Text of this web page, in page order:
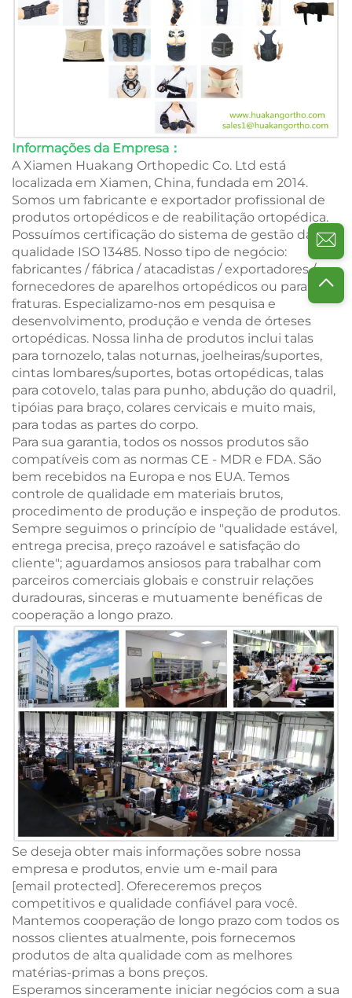
Informações da Empresa：
A Xiamen Huakang Orthopedic Co. Ltd está
localizada em Xiamen, China, fundada em 2014.
Somos um fabricante e exportador profissional de
produtos ortopédicos e de reabilitação ortopédica.
Possuímos certificação do sistema de gestão da
qualidade ISO 13485. Nosso tipo de negócio:
fabricantes / fábrica / atacadistas / exportadores /
fornecedores de aparelhos ortopédicos ou para
fraturas. Especializamo-nos em pesquisa e
desenvolvimento, produção e venda de órteses
ortopédicas. Nossa linha de produtos inclui talas
para tornozelo, talas noturnas, joelheiras/suportes,
cintas lombares/suportes, botas ortopédicas, talas
para cotovelo, talas para punho, abdução do quadril,
tipóias para braço, colares cervicais e muito mais,
para todas as partes do corpo.
Para sua garantia, todos os nossos produtos são
compatíveis com as normas CE - MDR e FDA. São
bem recebidos na Europa e nos EUA. Temos
controle de qualidade em materiais brutos,
procedimento de produção e inspeção de produtos.
Sempre seguimos o princípio de "qualidade estável,
entrega precisa, preço razoável e satisfação do
cliente"; aguardamos ansiosos para trabalhar com
parceiros comerciais globais e construir relações
duradouras, sinceras e mutuamente benéficas de
cooperação a longo prazo.
Se deseja obter mais informações sobre nossa
empresa e produtos, envie um e-mail para
[email protected]. Ofereceremos preços
competitivos e qualidade confiável para você.
Mantemos cooperação de longo prazo com todos os
nossos clientes atualmente, pois fornecemos
produtos de alta qualidade com as melhores
matérias-primas a bons preços.
Esperamos sinceramente iniciar negócios com a sua